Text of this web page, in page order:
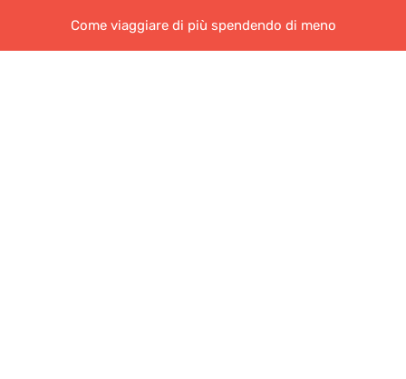
Come viaggiare di più spendendo di meno